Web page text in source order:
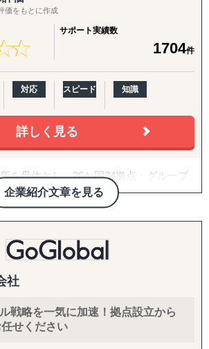
）：ドバイ・サウジアラビア・イン
・モンゴル
イギリス・フランス・ドイツ
り、対応の可否や得意・不得意な分野
社で実績が多く、特にニーズの高い支
ブレイン）｜海外進出 現地顧問サービ
っぽいもの"を、現地のリアルで答え合
海外事業担当者として伴走
価をもとに作成
★
★
サポート実績数
1704件
対応 スピード 知識
詳しく見る
企業紹介文章を見る
を母体とし、26か国34拠点・グループ
ーバルコンサルティングファームで
計事務所として初めてインドに進出し、
中南米等にも展開。
たない国についても、現地パートナ
ネットワークを通じて、世界どこでも
社
戦略を一気に加速！拠点設立から
せください